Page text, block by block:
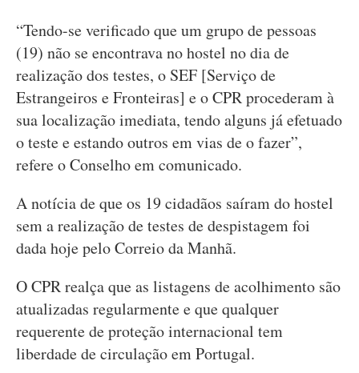
“Tendo-se verificado que um grupo de pessoas
(19) não se encontrava no hostel no dia de
realização dos testes, o SEF [Serviço de
Estrangeiros e Fronteiras] e o CPR procederam à
sua localização imediata, tendo alguns já efetuado
o teste e estando outros em vias de o fazer”,
refere o Conselho em comunicado.
A notícia de que os 19 cidadãos saíram do hostel
sem a realização de testes de despistagem foi
dada hoje pelo Correio da Manhã.
O CPR realça que as listagens de acolhimento são
atualizadas regularmente e que qualquer
requerente de proteção internacional tem
liberdade de circulação em Portugal.